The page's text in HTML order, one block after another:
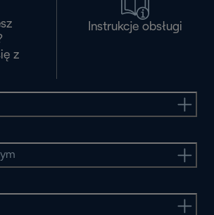
z
Instrukcje obsługi